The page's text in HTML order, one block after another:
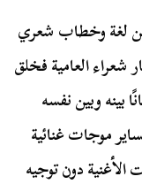
عن لغة وخطاب شعري
العامية فخلق
بينه وبين نفسه
موجات غنائية
دون توجيه